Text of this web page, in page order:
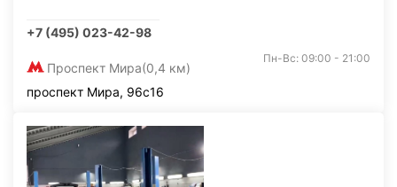
+7 (495) 023-42-98
Проспект Мира(0,4 км)
Пн-Вс: 09:00 - 21:00
проспект Мира, 96с16